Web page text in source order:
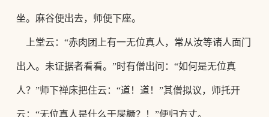
坐。麻谷便出去，师便下座。
上堂云： “赤肉团上有一无位真人，常从汝等诸人面门
出入。未证据者看看。”时有僧出问：“如何是无位真
人？”师下禅床把住云：“道！道！”其僧拟议，师托开
云：“无位真人是什么干屎橛？！”便归方丈。